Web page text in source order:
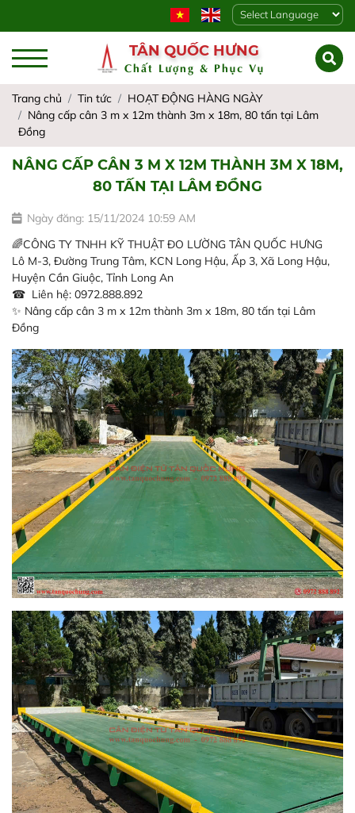
Powered by
TÂN QUỐC HƯNG
Chất Lượng & Phục Vụ
Trang chủ Tin tức
HOẠT ĐỘNG HÀNG NGÀY
Nâng cấp cân 3 m x 12m thành 3m x 18m, 80 tấn tại Lâm
Đồng
NÂNG CẤP CÂN 3 M X 12M THÀNH 3M X 18M,
80 TẤN TẠI LÂM ĐỒNG
Ngày đăng: 15/11/2024 10:59 AM
🌈CÔNG TY TNHH KỸ THUẬT ĐO LƯỜNG TÂN QUỐC HƯNG
Lô M-3, Đường Trung Tâm, KCN Long Hậu, Ấp 3, Xã Long Hậu,
Huyện Cần Giuộc, Tỉnh Long An
☎ Liên hệ: 0972.888.892
✨ Nâng cấp cân 3 m x 12m thành 3m x 18m, 80 tấn tại Lâm
Đồng